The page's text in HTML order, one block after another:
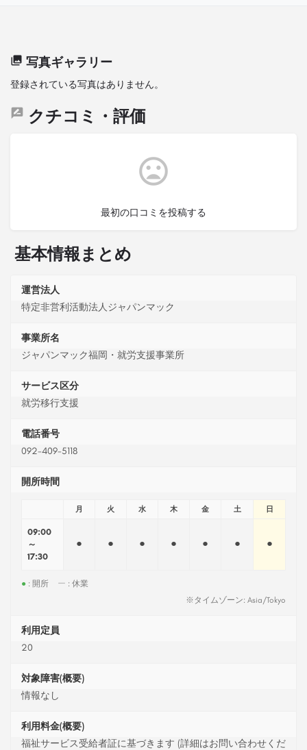
写真ギャラリー
登録されている写真はありません。
クチコミ・評価
最初の口コミを投稿する
基本情報まとめ
運営法人
特定非営利活動法人ジャパンマック
事業所名
ジャパンマック福岡・就労支援事業所
サービス区分
就労移行支援
電話番号
092-409-5118
開所時間
月 火 水 木 金 土 日
09:00
～
17:30
● ● ● ● ● ● ●
● : 開所 ー : 休業
※タイムゾーン: Asia/Tokyo
利用定員
20
対象障害(概要)
情報なし
利用料金(概要)
福祉サービス受給者証に基づきます (詳細はお問い合わせくだ